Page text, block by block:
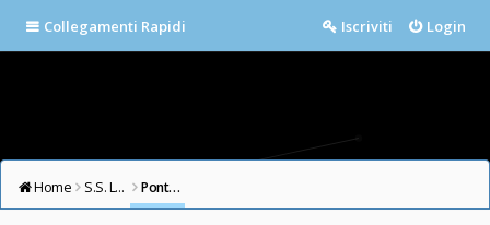
Collegamenti Rapidi Login
Iscriviti
Home S.S. LAZIO FORUM Ponte Milvio